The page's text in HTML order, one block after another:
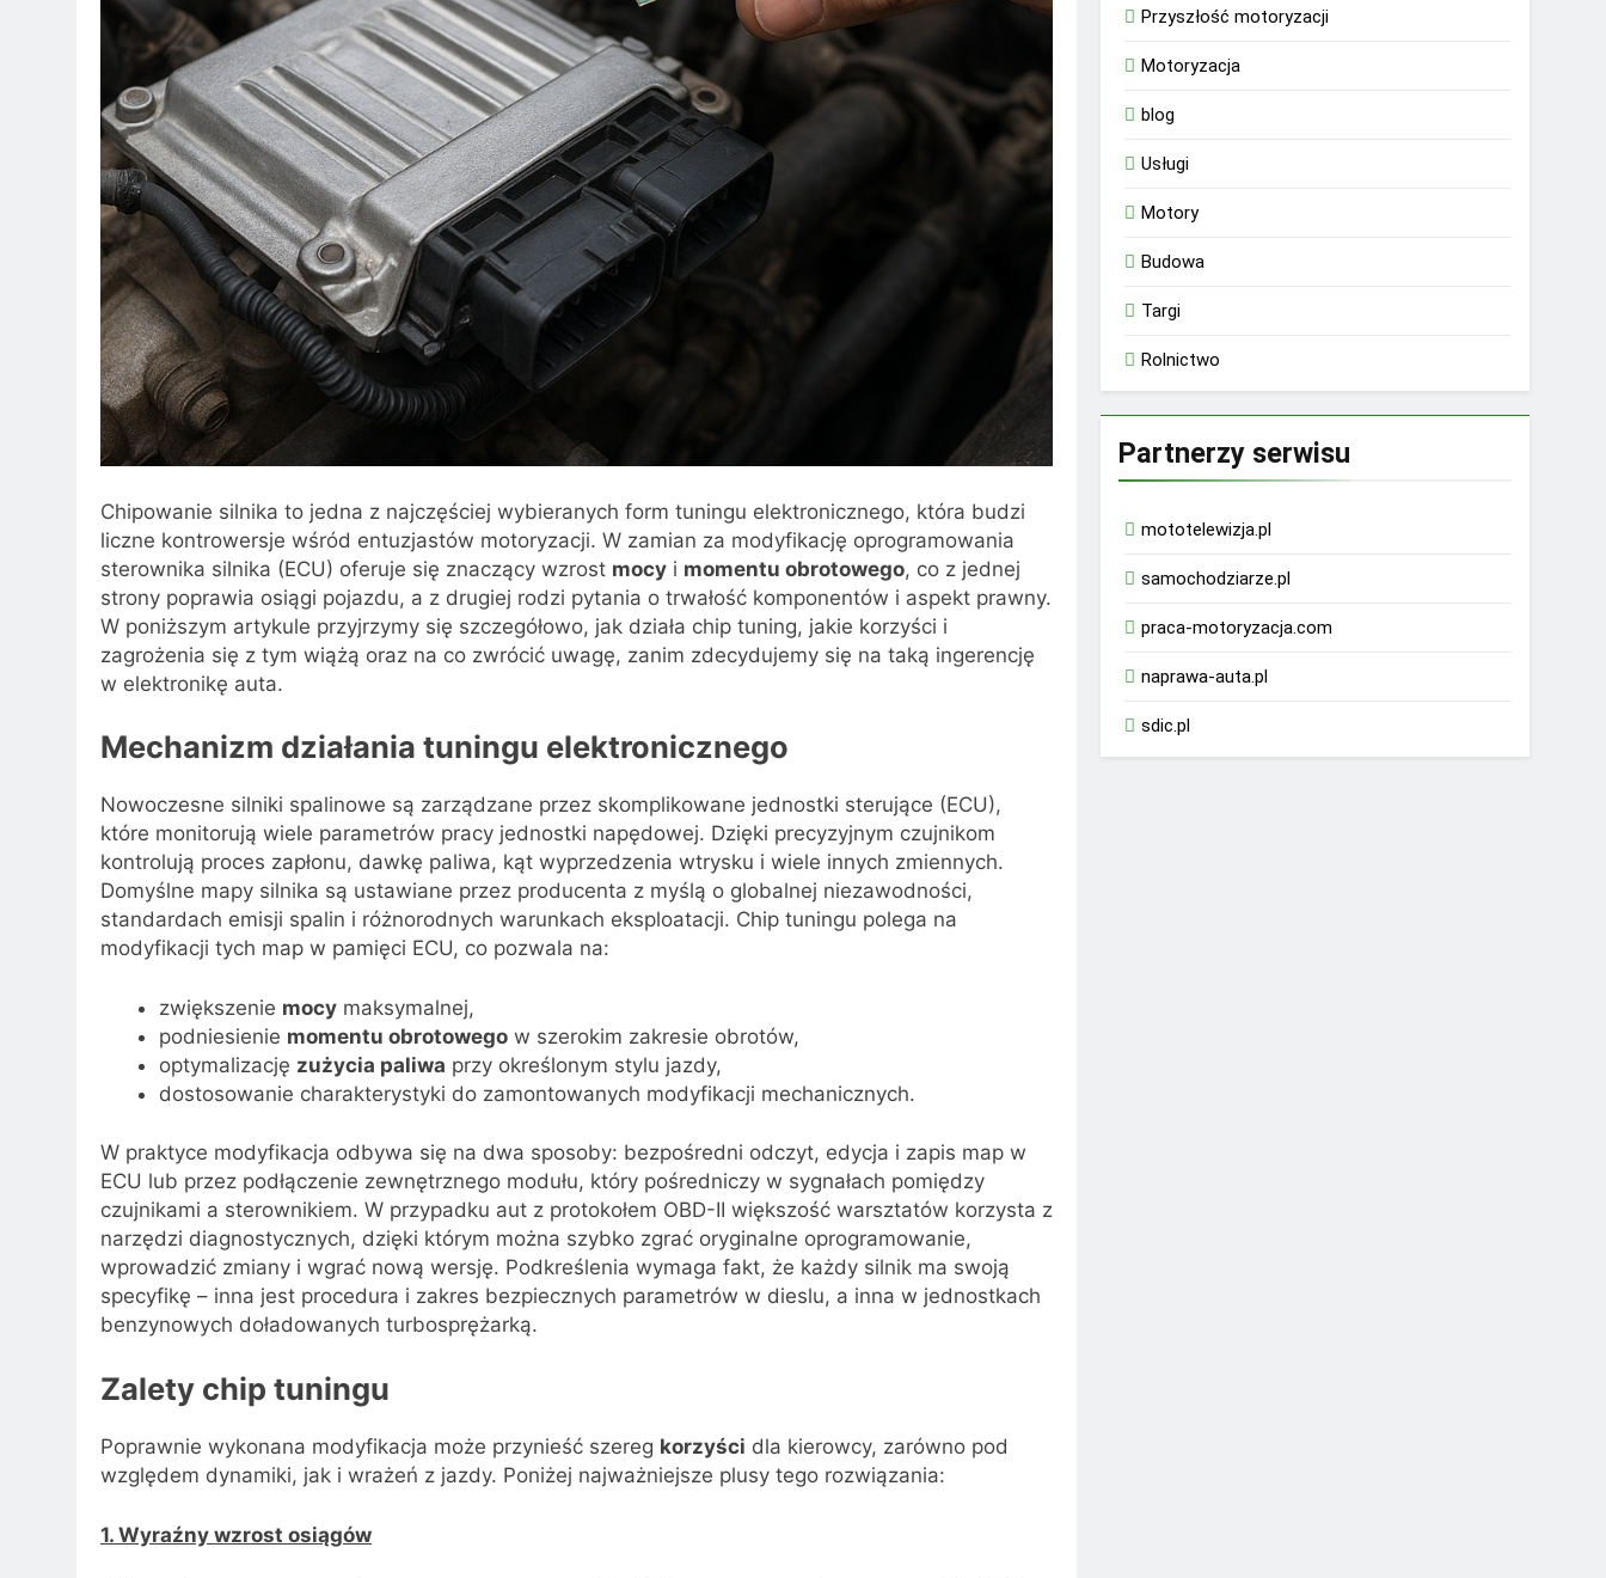
Chipowanie silnika to jedna z najczęściej wybieranych form tuningu elektronicznego, która budzi
liczne kontrowersje wśród entuzjastów motoryzacji. W zamian za modyfikację oprogramowania
sterownika silnika (ECU) oferuje się znaczący wzrost mocy i momentu obrotowego, co z jednej
strony poprawia osiągi pojazdu, a z drugiej rodzi pytania o trwałość komponentów i aspekt prawny.
W poniższym artykule przyjrzymy się szczegółowo, jak działa chip tuning, jakie korzyści i
zagrożenia się z tym wiążą oraz na co zwrócić uwagę, zanim zdecydujemy się na taką ingerencję
w elektronikę auta.
Mechanizm działania tuningu elektronicznego
Nowoczesne silniki spalinowe są zarządzane przez skomplikowane jednostki sterujące (ECU),
które monitorują wiele parametrów pracy jednostki napędowej. Dzięki precyzyjnym czujnikom
kontrolują proces zapłonu, dawkę paliwa, kąt wyprzedzenia wtrysku i wiele innych zmiennych.
Domyślne mapy silnika są ustawiane przez producenta z myślą o globalnej niezawodności,
standardach emisji spalin i różnorodnych warunkach eksploatacji. Chip tuningu polega na
modyfikacji tych map w pamięci ECU, co pozwala na:
zwiększenie mocymaksymalnej,
podniesienie momentu obrotowegow szerokim zakresie obrotów,
optymalizację zużycia paliwa przy określonym stylu jazdy,
dostosowanie charakterystyki do zamontowanych modyfikacji mechanicznych.
W praktyce modyfikacja odbywa się na dwa sposoby: bezpośredni odczyt, edycja i zapis map w
ECU lub przez podłączenie zewnętrznego modułu, który pośredniczy w sygnałach pomiędzy
czujnikami a sterownikiem. W przypadku aut z protokołem OBD-II większość warsztatów korzysta z
narzędzi diagnostycznych, dzięki którym można szybko zgrać oryginalne oprogramowanie,
wprowadzić zmiany i wgrać nową wersję. Podkreślenia wymaga fakt, że każdy silnik ma swoją
specyfikę – inna jest procedura i zakres bezpiecznych parametrów w dieslu, a inna w jednostkach
benzynowych doładowanych turbosprężarką.
Zalety chip tuningu
Poprawnie wykonana modyfikacja może przynieść szereg korzyści dla kierowcy, zarówno pod
względem dynamiki, jak i wrażeń z jazdy. Poniżej najważniejsze plusy tego rozwiązania:
1. Wyraźny wzrost osiągów
Przyszłość motoryzacji
Motoryzacja
blog
Usługi
Motory
Budowa
Targi
Rolnictwo
Partnerzy serwisu
mototelewizja.pl
samochodziarze.pl
praca-motoryzacja.com
naprawa-auta.pl
sdic.pl